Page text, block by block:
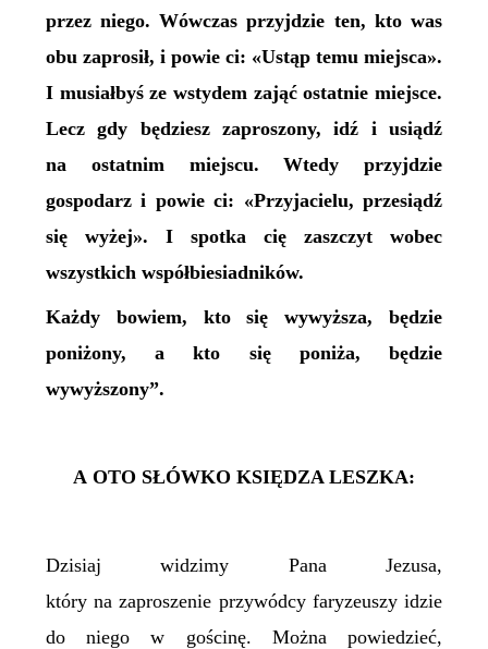
przez niego. Wówczas przyjdzie ten, kto was
obu zaprosił, i powie ci: «Ustąp temu miejsca».
I musiałbyś ze wstydem zająć ostatnie miejsce.
Lecz gdy będziesz zaproszony, idź i usiądź
na ostatnim miejscu. Wtedy przyjdzie
gospodarz i powie ci: «Przyjacielu, przesiądź
się wyżej». I spotka cię zaszczyt wobec
wszystkich współbiesiadników.
Każdy bowiem, kto się wywyższa, będzie
poniżony, a kto się poniża, będzie
wywyższony”.
A OTO SŁÓWKO KSIĘDZA LESZKA:
Dzisiaj widzimy Pana Jezusa,
który na zaproszenie przywódcy faryzeuszy idzie
do niego w gościnę. Można powiedzieć,